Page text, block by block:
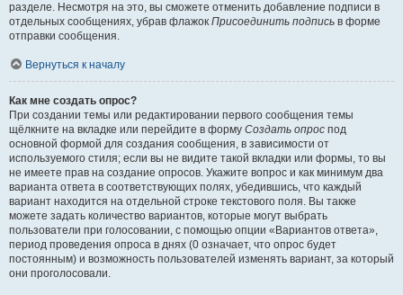
разделе. Несмотря на это, вы сможете отменить добавление подписи в
отдельных сообщениях, убрав флажок Присоединить подпись в форме
отправки сообщения.
Вернуться к началу
Как мне создать опрос?
При создании темы или редактировании первого сообщения темы
щёлкните на вкладке или перейдите в форму Создать опрос под
основной формой для создания сообщения, в зависимости от
используемого стиля; если вы не видите такой вкладки или формы, то вы
не имеете прав на создание опросов. Укажите вопрос и как минимум два
варианта ответа в соответствующих полях, убедившись, что каждый
вариант находится на отдельной строке текстового поля. Вы также
можете задать количество вариантов, которые могут выбрать
пользователи при голосовании, с помощью опции «Вариантов ответа»,
период проведения опроса в днях (0 означает, что опрос будет
постоянным) и возможность пользователей изменять вариант, за который
они проголосовали.